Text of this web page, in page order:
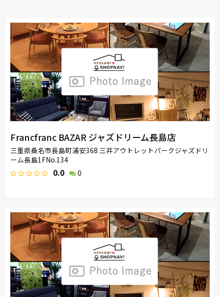
Francfranc BAZAR ジャズドリーム長島店
三重県桑名市長島町浦安368 三井アウトレットパークジャズドリ
ーム長島1FNo.134
0.0 0